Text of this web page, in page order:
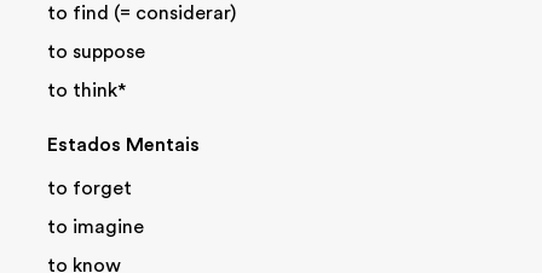
to find (= considerar)
to suppose
to think*
Estados Mentais
to forget
to imagine
to know